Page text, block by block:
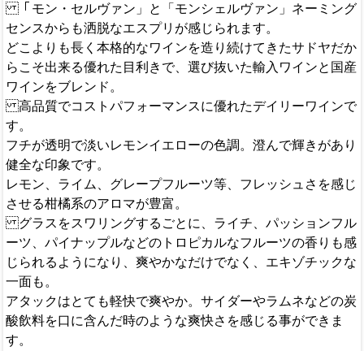
「モン・セルヴァン」と「モンシェルヴァン」ネーミング
センスからも洒脱なエスプリが感じられます。
どこよりも長く本格的なワインを造り続けてきたサドヤだか
らこそ出来る優れた目利きで、選び抜いた輸入ワインと国産
ワインをブレンド。
高品質でコストパフォーマンスに優れたデイリーワインで
す。
フチが透明で淡いレモンイエローの色調。澄んで輝きがあり
健全な印象です。
レモン、ライム、グレープフルーツ等、フレッシュさを感じ
させる柑橘系のアロマが豊富。
グラスをスワリングするごとに、ライチ、パッションフル
ーツ、パイナップルなどのトロピカルなフルーツの香りも感
じられるようになり、爽やかなだけでなく、エキゾチックな
一面も。
アタックはとても軽快で爽やか。サイダーやラムネなどの炭
酸飲料を口に含んだ時のような爽快さを感じる事ができま
す。